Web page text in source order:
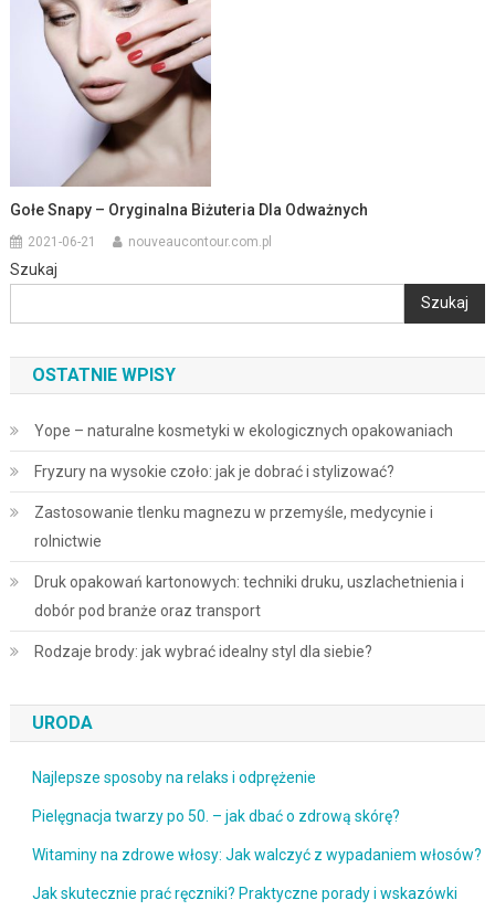
Gołe Snapy – Oryginalna Biżuteria Dla Odważnych
2021-06-21 nouveaucontour.com.pl
Szukaj
Szukaj
OSTATNIE WPISY
Yope – naturalne kosmetyki w ekologicznych opakowaniach
Fryzury na wysokie czoło: jak je dobrać i stylizować?
Zastosowanie tlenku magnezu w przemyśle, medycynie i
rolnictwie
Druk opakowań kartonowych: techniki druku, uszlachetnienia i
dobór pod branże oraz transport
Rodzaje brody: jak wybrać idealny styl dla siebie?
URODA
Najlepsze sposoby na relaks i odprężenie
Pielęgnacja twarzy po 50. – jak dbać o zdrową skórę?
Witaminy na zdrowe włosy: Jak walczyć z wypadaniem włosów?
Jak skutecznie prać ręczniki? Praktyczne porady i wskazówki